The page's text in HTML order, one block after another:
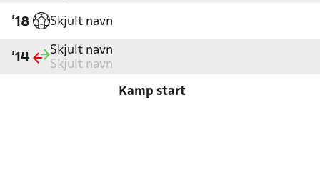
'18 Skjult navn
'14
Skjult navn
Skjult navn
Kamp start